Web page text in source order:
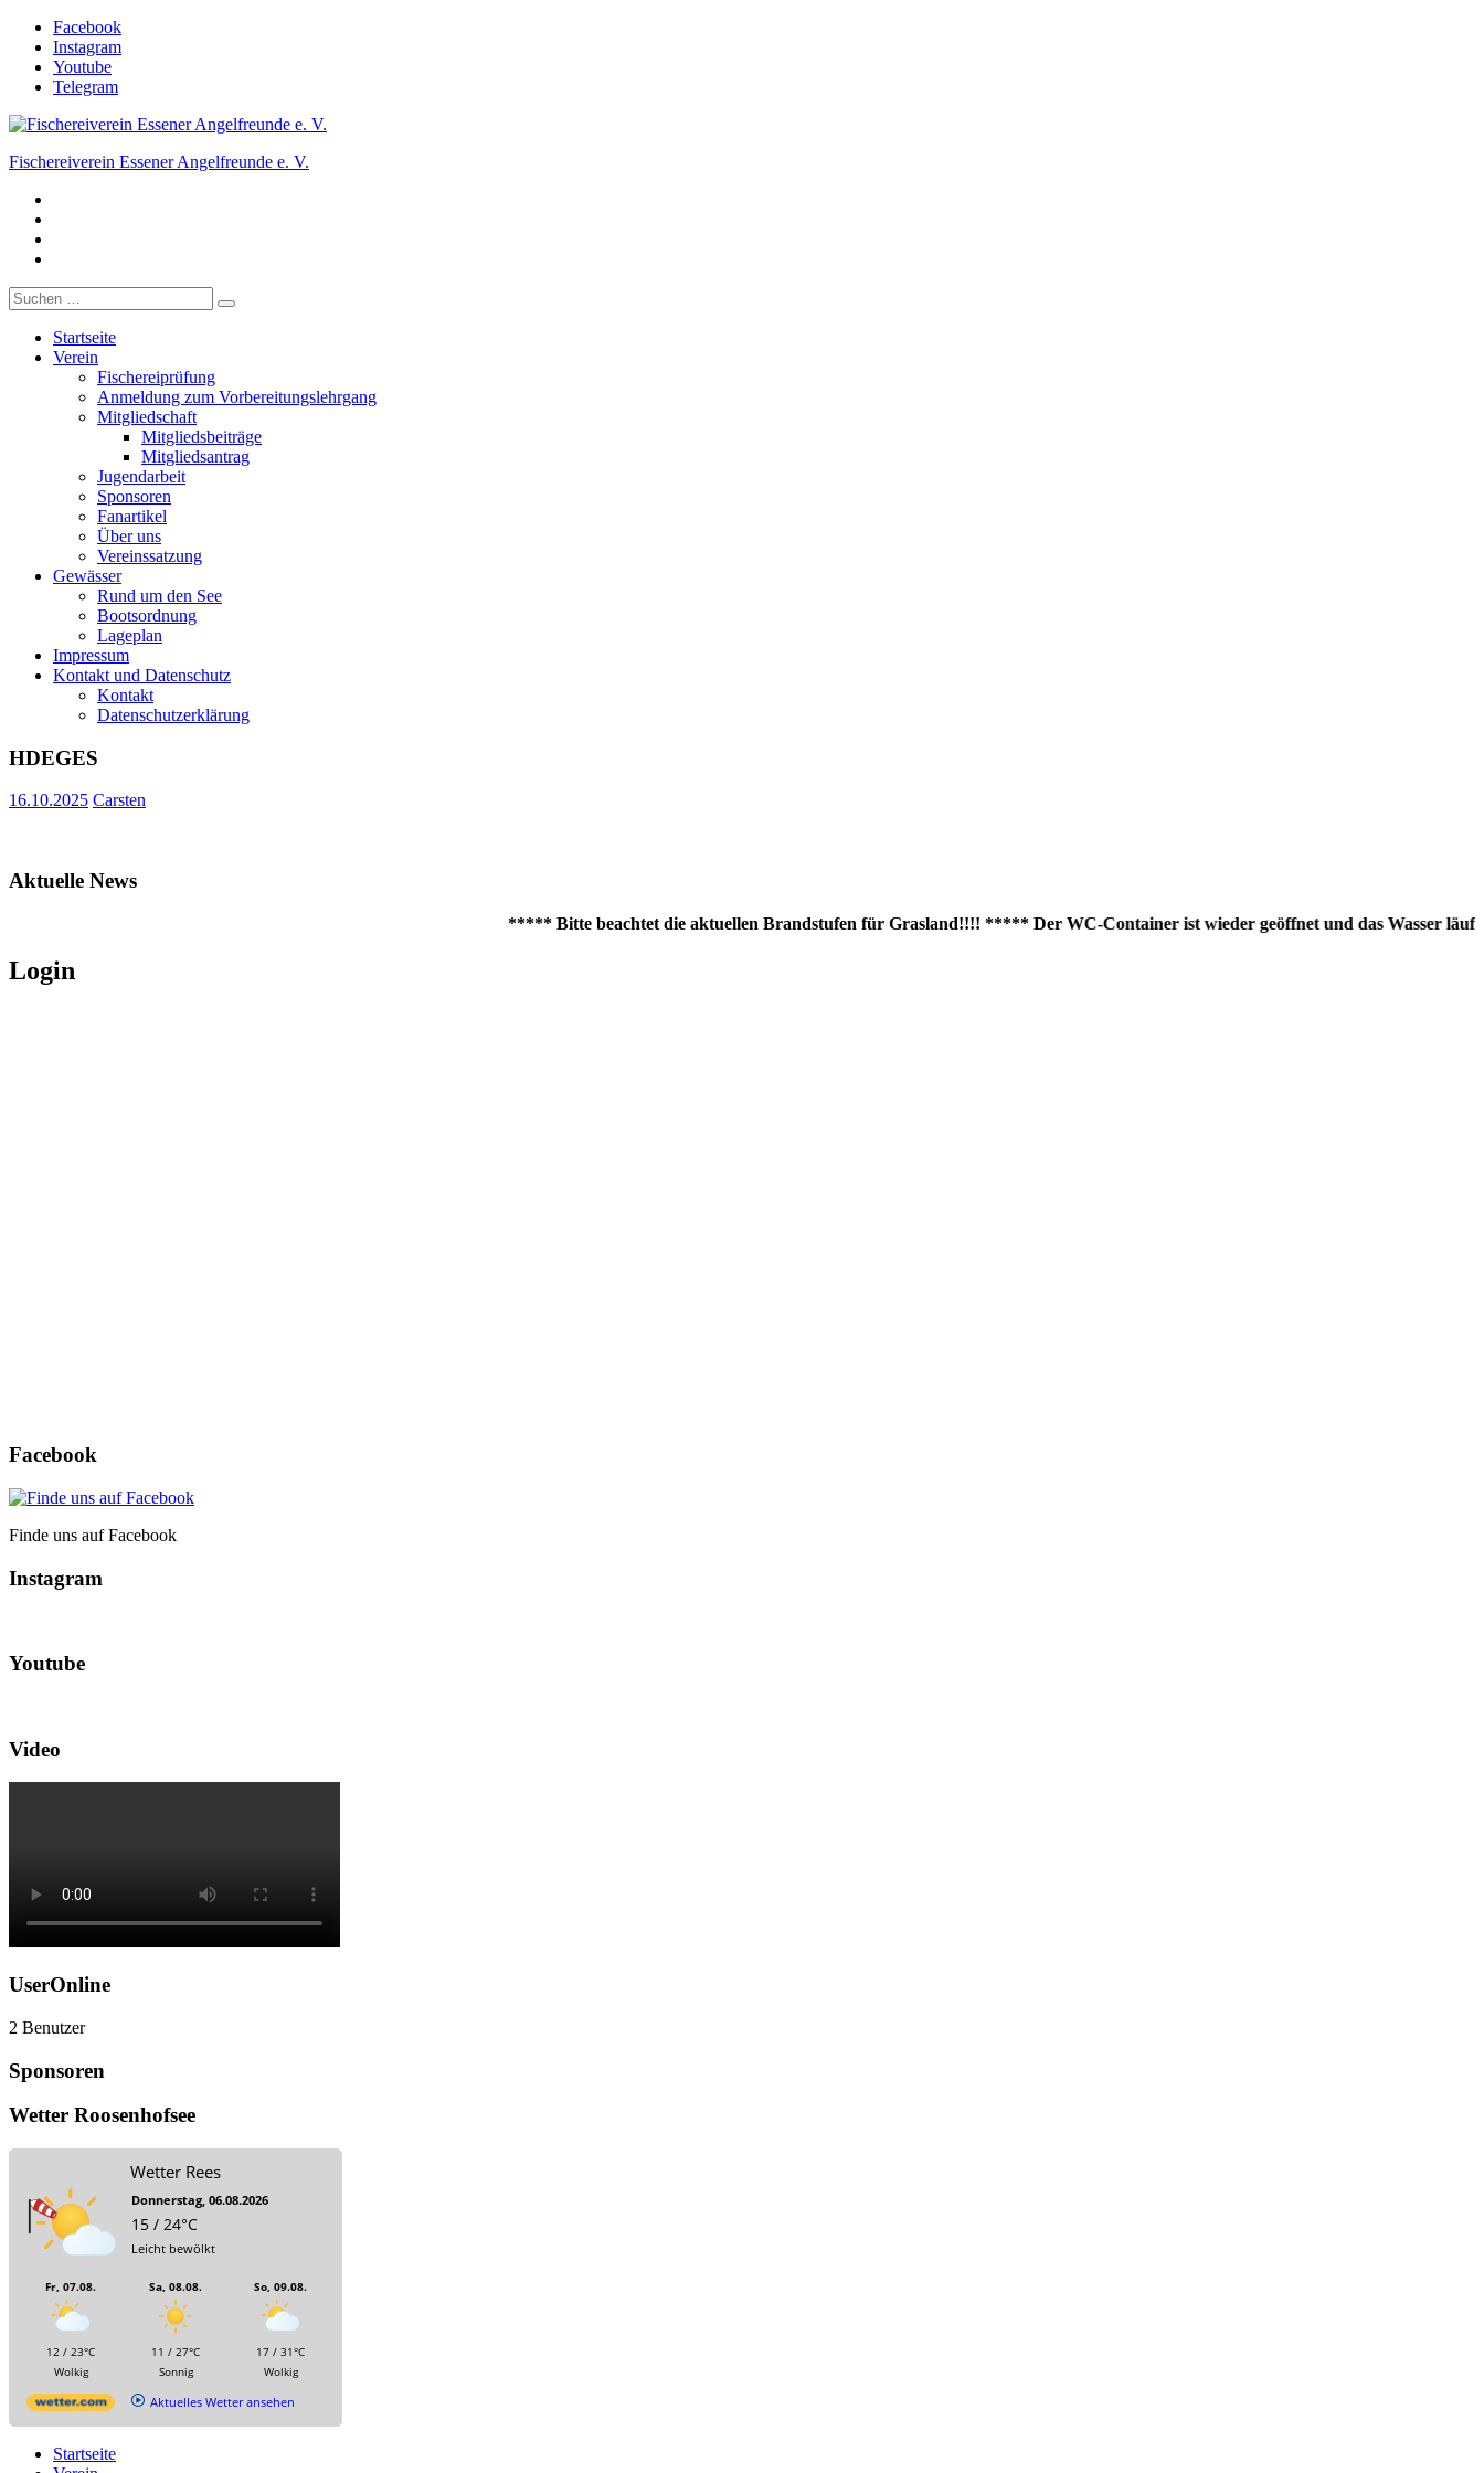
Zum
Inhalt
springen
Facebook
Instagram
Youtube
Telegram
Fischereiverein Essener Angelfreunde e. V.
Der Angelverein in Essen.
Suche
nach:
Startseite
Verein
Fischereiprüfung
Anmeldung zum Vorbereitungslehrgang
Mitgliedschaft
Mitgliedsbeiträge
Mitgliedsantrag
Jugendarbeit
Sponsoren
Fanartikel
Über uns
Vereinssatzung
Gewässer
Rund um den See
Bootsordnung
Lageplan
Impressum
Kontakt und Datenschutz
Kontakt
Datenschutzerklärung
HDEGES
16.10.2025 Carsten
Aktuelle News
***** Bitte beachtet die aktuellen Brandstufen für Grasland!!!! ***** Der WC-Container ist wieder geöffnet und das Wasser läuft
Login
Facebook
Finde uns auf Facebook
Instagram
Youtube
Video
UserOnline
2 Benutzer
Sponsoren
Wetter Roosenhofsee
Wetter Rees
Donnerstag, 06.08.2026
15 / 24°C
Leicht bewölkt
Fr, 07.08.
12 / 23°C
Wolkig
Sa, 08.08.
11 / 27°C
Sonnig
So, 09.08.
17 / 31°C
Wolkig
Aktuelles Wetter ansehen
Startseite